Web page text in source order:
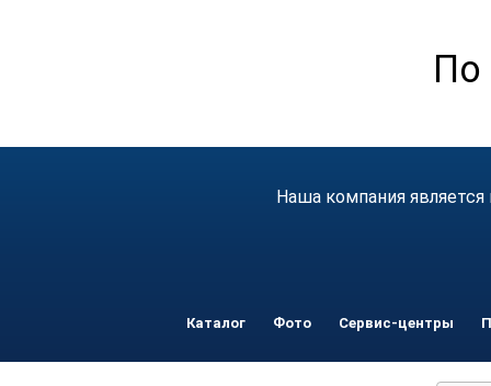
По
Наша компания
Каталог Фото Сервис-центры